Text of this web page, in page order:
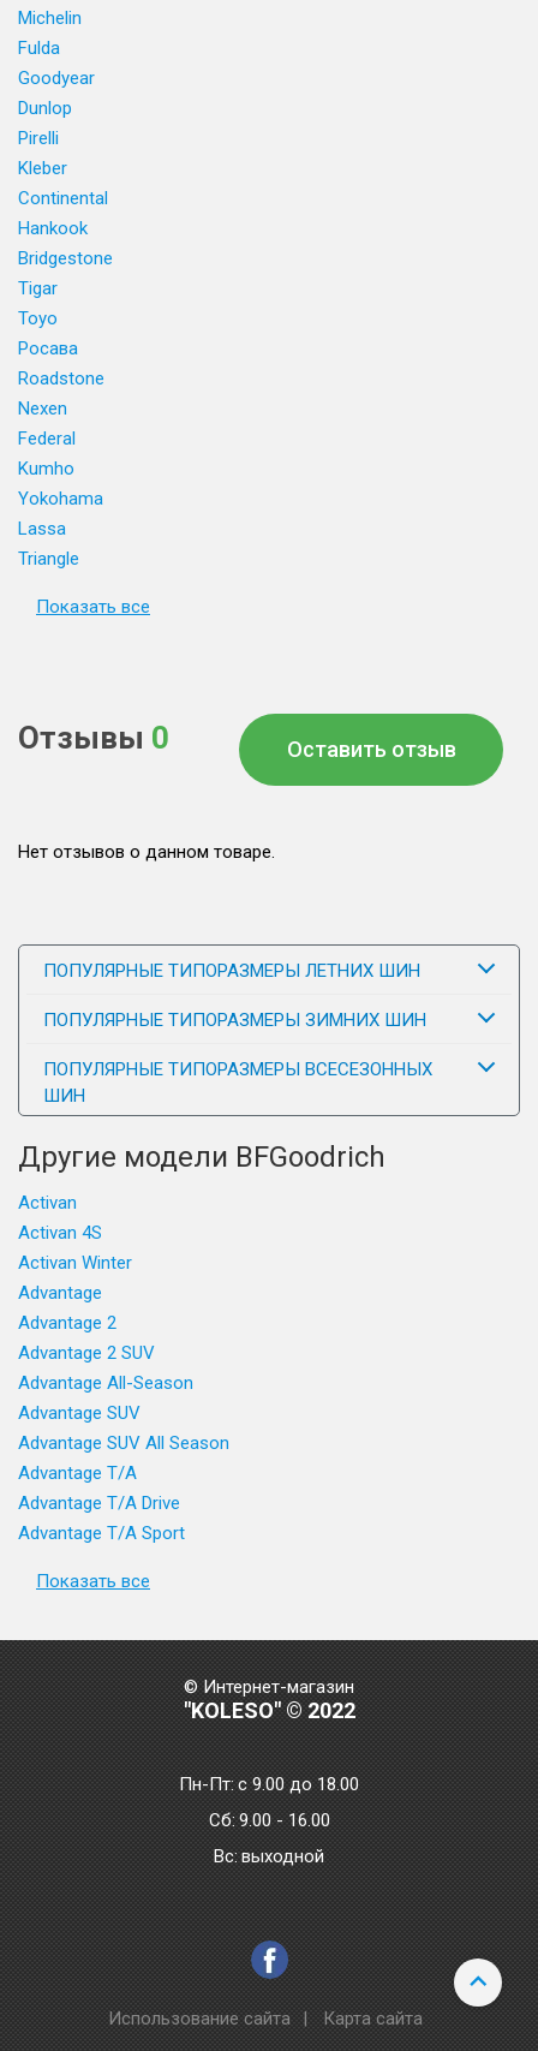
Michelin
Fulda
Goodyear
Dunlop
Pirelli
Kleber
Continental
Hankook
Bridgestone
Tigar
Toyo
Росава
Roadstone
Nexen
Federal
Kumho
Yokohama
Lassa
Triangle
Показать все
Отзывы 0 Оставить отзыв
Нет отзывов о данном товаре.
ПОПУЛЯРНЫЕ ТИПОРАЗМЕРЫ ЛЕТНИХ ШИН
ПОПУЛЯРНЫЕ ТИПОРАЗМЕРЫ ЗИМНИХ ШИН
ПОПУЛЯРНЫЕ ТИПОРАЗМЕРЫ ВСЕСЕЗОННЫХ
ШИН
Другие модели BFGoodrich
Activan
Activan 4S
Activan Winter
Advantage
Advantage 2
Advantage 2 SUV
Advantage All-Season
Advantage SUV
Advantage SUV All Season
Advantage T/A
Advantage T/A Drive
Advantage T/A Sport
Показать все
© Интернет-магазин
"KOLESO" © 2022
Пн-Пт:с 9.00 до 18.00
Сб: 9.00 - 16.00
Bc: выходной
Использование сайта | Карта сайта